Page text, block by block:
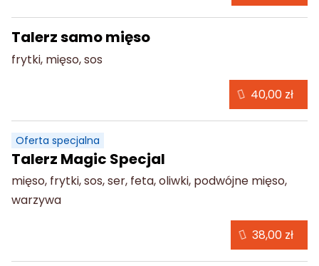
Talerz samo mięso
frytki, mięso, sos
Oferta specjalna
Talerz Magic Specjal
mięso, frytki, sos, ser, feta, oliwki, podwójne mięso,
warzywa